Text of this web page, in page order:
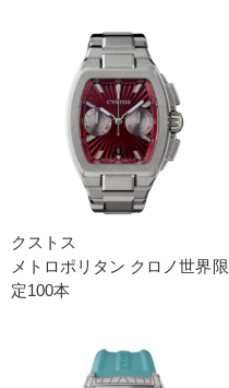
クストス
メトロポリタン クロノ世界限
定100本